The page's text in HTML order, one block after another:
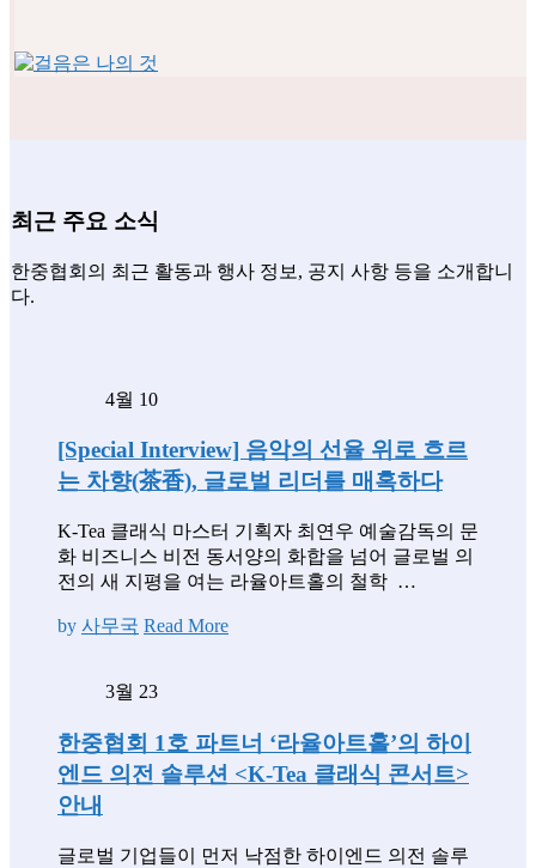
최근 주요 소식
한중협회의 최근 활동과 행사 정보, 공지 사항 등을 소개합니
다.
4월 10
[Special Interview] 음악의 선율 위로 흐르
는 차향(茶香), 글로벌 리더를 매혹하다
K-Tea 클래식 마스터 기획자 최연우 예술감독의 문
화 비즈니스 비전 동서양의 화합을 넘어 글로벌 의
전의 새 지평을 여는 라율아트홀의 철학 …
by 사무국 Read More
3월 23
한중협회 1호 파트너 ‘라율아트홀’의 하이
엔드 의전 솔루션 <K-Tea 클래식 콘서트>
안내
글로벌 기업들이 먼저 낙점한 하이엔드 의전 솔루